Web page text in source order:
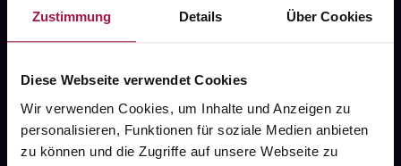
Zustimmung Details Über Cookies
Diese Webseite verwendet Cookies
Wir verwenden Cookies, um Inhalte und Anzeigen zu
personalisieren, Funktionen für soziale Medien anbieten
zu können und die Zugriffe auf unsere Webseite zu
PAYBACK
gesund-versorger.de
Sanitätshäuser
Datenschutz